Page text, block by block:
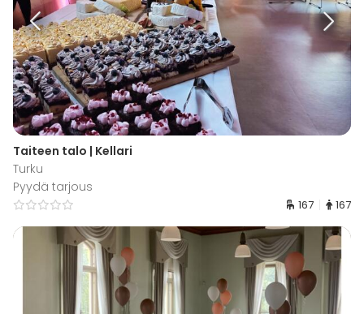
Taiteen talo | Kellari
Turku
Pyydä tarjous
167 167